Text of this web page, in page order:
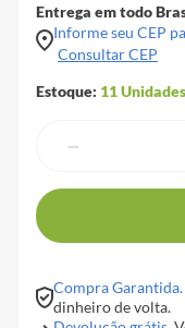
Entrega em todo
Informe seu CEP
Consultar CEP
Estoque: 11Unidades
－
Compra Garantida.
dinheiro de volta.